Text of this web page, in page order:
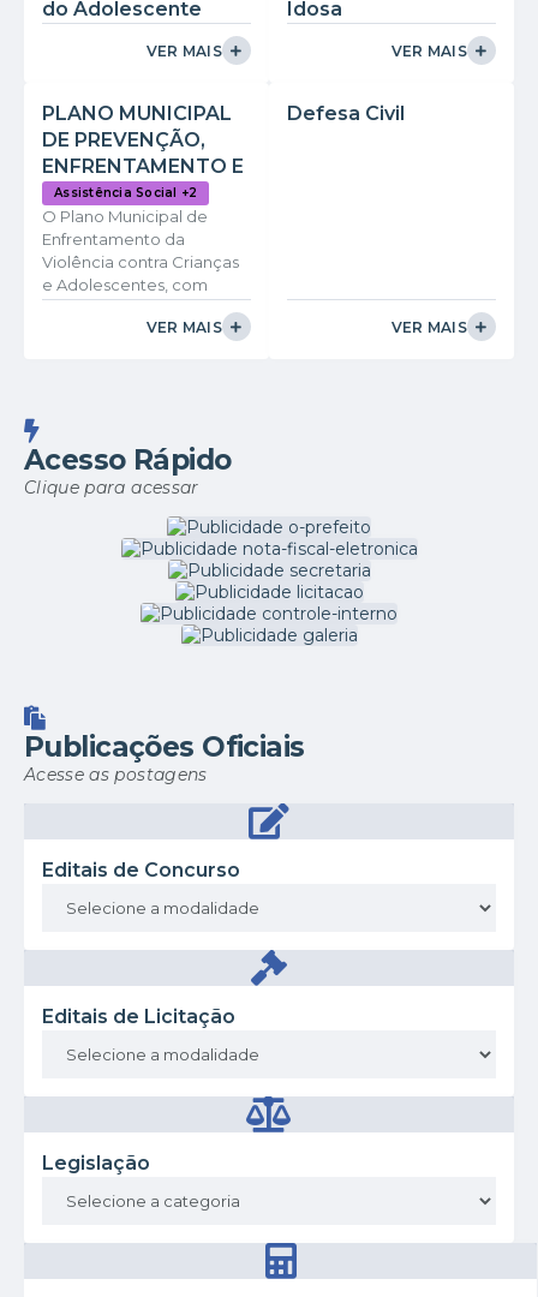
do Adolescente
VER MAIS
Idosa
VER MAIS
PLANO MUNICIPAL
DE PREVENÇÃO,
ENFRENTAMENTO E
ATENDIMENTO
ESPECIALIZADO A
CRIANÇAS E
ADOLESCENTES
VÍTIMAS DE
VIOLÊNCIA NO
Assistência Social +2
O Plano Municipal de
Enfrentamento da
Violência contra Crianças
e Adolescentes, com
abuso e exploração
sexuais de crianças e
adolescentes, com ações
estratégicas e integradas
atendimento, defesa e
promoção, desenvolvidas
pelos mais diversos
setores da administração.
A elaboração deste
documento se deu pela
VER MAIS
Defesa Civil
VER MAIS
Acesso Rápido
Clique para acessar
Publicações Oficiais
Acesse as postagens
Editais de Concurso
Editais de Licitação
Legislação